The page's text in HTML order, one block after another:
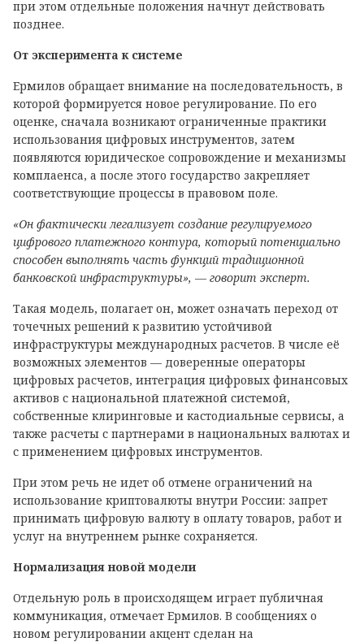
при этом отдельные положения начнут действовать
позднее.
От эксперимента к системе
Ермилов обращает внимание на последовательность, в
которой формируется новое регулирование. По его
оценке, сначала возникают ограниченные практики
использования цифровых инструментов, затем
появляются юридическое сопровождение и механизмы
комплаенса, а после этого государство закрепляет
соответствующие процессы в правовом поле.
«Он фактически легализует создание регулируемого
цифрового платежного контура, который потенциально
способен выполнять часть функций традиционной
банковской инфраструктуры», — говорит эксперт.
Такая модель, полагает он, может означать переход от
точечных решений к развитию устойчивой
инфраструктуры международных расчетов. В числе её
возможных элементов — доверенные операторы
цифровых расчетов, интеграция цифровых финансовых
активов с национальной платежной системой,
собственные клиринговые и кастодиальные сервисы, а
также расчеты с партнерами в национальных валютах и
с применением цифровых инструментов.
При этом речь не идет об отмене ограничений на
использование криптовалюты внутри России: запрет
принимать цифровую валюту в оплату товаров, работ и
услуг на внутреннем рынке сохраняется.
Нормализация новой модели
Отдельную роль в происходящем играет публичная
коммуникация, отмечает Ермилов. В сообщениях о
новом регулировании акцент сделан на